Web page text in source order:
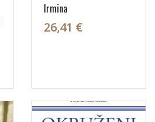
Irmina
26,41 €